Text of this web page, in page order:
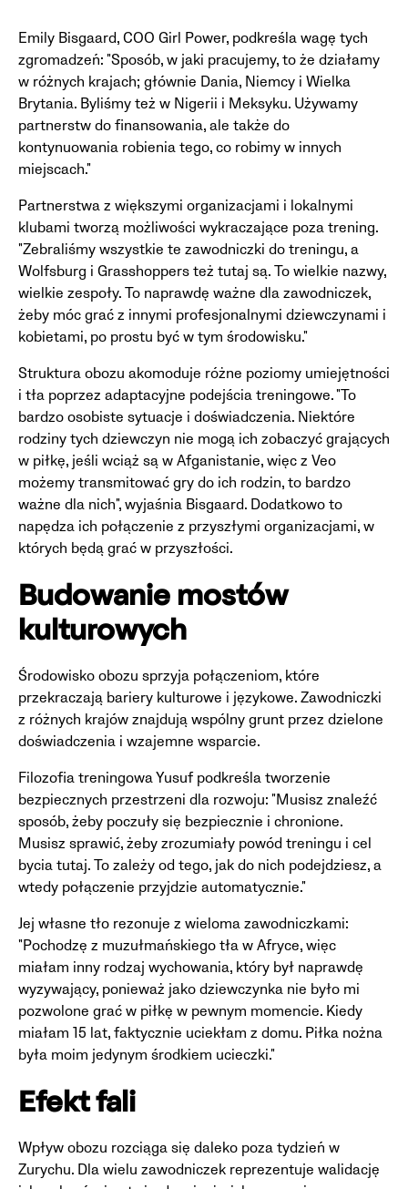
Emily Bisgaard, COO Girl Power, podkreśla wagę tych
zgromadzeń: "Sposób, w jaki pracujemy, to że działamy
w różnych krajach; głównie Dania, Niemcy i Wielka
Brytania. Byliśmy też w Nigerii i Meksyku. Używamy
partnerstw do finansowania, ale także do
kontynuowania robienia tego, co robimy w innych
miejscach."
Partnerstwa z większymi organizacjami i lokalnymi
klubami tworzą możliwości wykraczające poza trening.
"Zebraliśmy wszystkie te zawodniczki do treningu, a
Wolfsburg i Grasshoppers też tutaj są. To wielkie nazwy,
wielkie zespoły. To naprawdę ważne dla zawodniczek,
żeby móc grać z innymi profesjonalnymi dziewczynami i
kobietami, po prostu być w tym środowisku."
Struktura obozu akomoduje różne poziomy umiejętności
i tła poprzez adaptacyjne podejścia treningowe. "To
bardzo osobiste sytuacje i doświadczenia. Niektóre
rodziny tych dziewczyn nie mogą ich zobaczyć grających
w piłkę, jeśli wciąż są w Afganistanie, więc z Veo
możemy transmitować gry do ich rodzin, to bardzo
ważne dla nich", wyjaśnia Bisgaard. Dodatkowo to
napędza ich połączenie z przyszłymi organizacjami, w
których będą grać w przyszłości.
Budowanie mostów
kulturowych
Środowisko obozu sprzyja połączeniom, które
przekraczają bariery kulturowe i językowe. Zawodniczki
z różnych krajów znajdują wspólny grunt przez dzielone
doświadczenia i wzajemne wsparcie.
Filozofia treningowa Yusuf podkreśla tworzenie
bezpiecznych przestrzeni dla rozwoju: "Musisz znaleźć
sposób, żeby poczuły się bezpiecznie i chronione.
Musisz sprawić, żeby zrozumiały powód treningu i cel
bycia tutaj. To zależy od tego, jak do nich podejdziesz, a
wtedy połączenie przyjdzie automatycznie."
Jej własne tło rezonuje z wieloma zawodniczkami:
"Pochodzę z muzułmańskiego tła w Afryce, więc
miałam inny rodzaj wychowania, który był naprawdę
wyzywający, ponieważ jako dziewczynka nie było mi
pozwolone grać w piłkę w pewnym momencie. Kiedy
miałam 15 lat, faktycznie uciekłam z domu. Piłka nożna
była moim jedynym środkiem ucieczki."
Efekt fali
Wpływ obozu rozciąga się daleko poza tydzień w
Zurychu. Dla wielu zawodniczek reprezentuje walidację